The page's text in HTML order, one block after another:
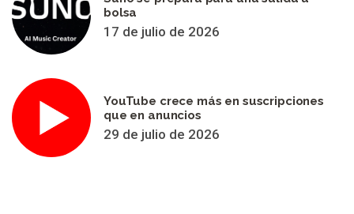
bolsa
17 de julio de 2026
YouTube crece más en suscripciones
que en anuncios
29 de julio de 2026